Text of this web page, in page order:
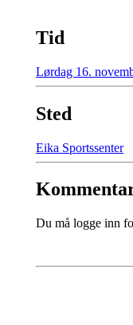
Tid
Lørdag 16.
Sted
Eika Sportssenter
Du må logge inn